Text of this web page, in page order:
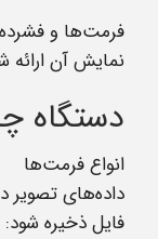
فرمت‌ها و
نمایش آن
دستگاه
انواع فرمت‌ها
داده‌های تصویر
فایل ذخیره